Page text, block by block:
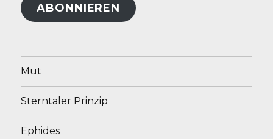
ABONNIEREN
Mut
Sterntaler Prinzip
Ephides